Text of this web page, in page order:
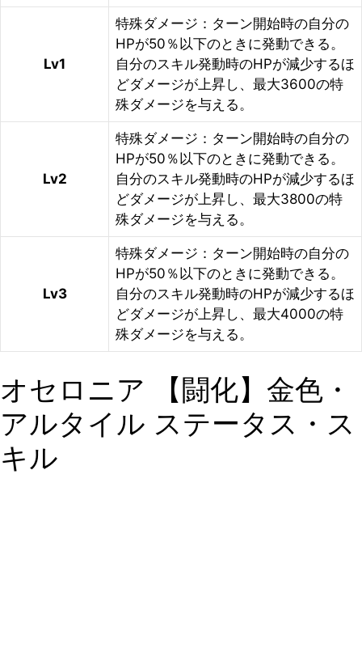
Lv1
特殊ダメージ：ターン開始時の自分の
HPが50％以下のときに発動できる。
自分のスキル発動時のHPが減少するほ
どダメージが上昇し、最大3600の特
殊ダメージを与える。
Lv2
特殊ダメージ：ターン開始時の自分の
HPが50％以下のときに発動できる。
自分のスキル発動時のHPが減少するほ
どダメージが上昇し、最大3800の特
殊ダメージを与える。
Lv3
特殊ダメージ：ターン開始時の自分の
HPが50％以下のときに発動できる。
自分のスキル発動時のHPが減少するほ
どダメージが上昇し、最大4000の特
殊ダメージを与える。
オセロニア 【闘化】金色・
アルタイル ステータス・ス
キル